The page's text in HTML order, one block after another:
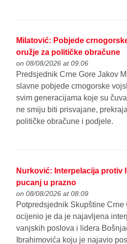
Milatović: Pobjede
oružje za političke obračune
on 08/08/2026 at 09:06
Predsjednik Crne Gore Jakov
slavne pobjede crnogorske
svim generacijama koje su
ne smiju biti prisvajane,
političke obračune i podjele.
Nurković: Interpelacija protiv
pucanj u prazno
on 08/08/2026 at 08:09
Potpredsjednik Skupštine Crne
ocijenio je da je najavljena
vanjskih poslova i lidera
Ibrahimovića koju je najavio